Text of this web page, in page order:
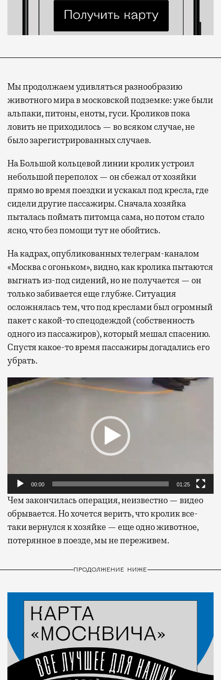
Мы продолжаем удивляться разнообразию
животного мира в московской подземке: уже были
альпаки, питоны, еноты, гуси. Кроликов пока
ловить не приходилось — во всяком случае, не
было зарегистрированных случаев.
На Большой кольцевой линии кролик устроил
небольшой переполох — он сбежал от хозяйки
прямо во время поездки и ускакал под кресла, где
сидели другие пассажиры. Сначала хозяйка
пыталась поймать питомца сама, но потом стало
ясно, что без помощи тут не обойтись.
На кадрах, опубликованных телеграм-каналом
«Москва с огоньком», видно, как кролика пытаются
выгнать из-под сидений, но не получается — он
только забивается еще глубже. Ситуация
осложнялась тем, что под креслами был огромный
пакет с какой-то спецодеждой (собственность
одного из пассажиров), который мешал спасению.
Спустя какое-то время пассажиры догадались его
убрать.
Видеоплеер
00:00 01:25
Чем закончилась операция, неизвестно — видео
обрывается. Но хочется верить, что кролик все-
таки вернулся к хозяйке — еще одно животное,
потерянное в поезде, мы не переживем.
ПРОДОЛЖЕНИЕ НИЖЕ